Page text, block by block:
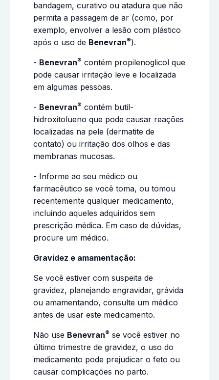
bandagem, curativo ou atadura que não
permita a passagem de ar (como, por
exemplo, envolver a lesão com plástico
após o uso de Benevran®).
- Benevran® contém propilenoglicol que
pode causar irritação leve e localizada
em algumas pessoas.
- Benevran® contém butil-
hidroxitolueno que pode causar reações
localizadas na pele (dermatite de
contato) ou irritação dos olhos e das
membranas mucosas.
- Informe ao seu médico ou
farmacêutico se você toma, ou tomou
recentemente qualquer medicamento,
incluindo aqueles adquiridos sem
prescrição médica. Em caso de dúvidas,
procure um médico.
Gravidez e amamentação:
Se você estiver com suspeita de
gravidez, planejando engravidar, grávida
ou amamentando, consulte um médico
antes de usar este medicamento.
Não use Benevran® se você estiver no
último trimestre de gravidez, o uso do
medicamento pode prejudicar o feto ou
causar complicações no parto.